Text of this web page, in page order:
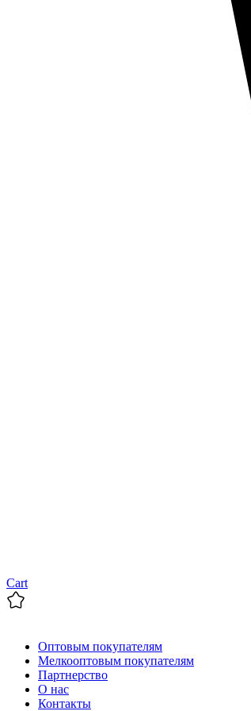
Cart
Оптовым покупателям
Мелкооптовым покупателям
Партнерство
О нас
Контакты